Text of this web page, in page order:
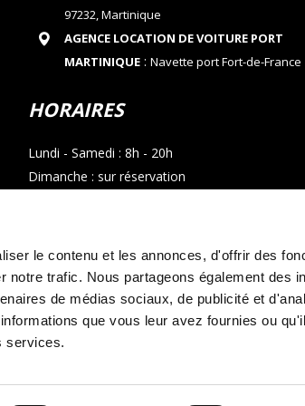
le contenu et les annonces, d'offrir des
trafic. Nous partageons également des
de médias sociaux, de publicité et
que vous leur avez fournies ou
services.
97232, Martinique
AGENCE LOCATION DE VOITURE PORT
MARTINIQUE: Navette port Fort-de-France
HORAIRES
Lundi - Samedi : 8h - 20h
Dimanche : sur réservation
Email : allocarmartinique@gmail.com